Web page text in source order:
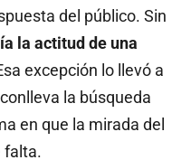
del público. Sin
la actitud de una
excepción lo llevó a
la búsqueda
en que la mirada del
falta.